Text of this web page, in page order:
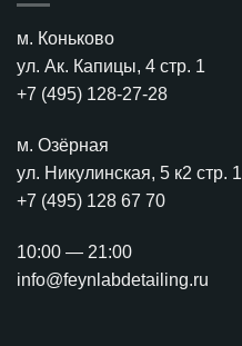
м. Коньково
ул. Ак. Капицы, 4 стр. 1
+7 (495) 128-27-28
м. Озёрная
ул. Никулинская, 5 к2 стр. 1
+7 (495) 128 67 70
10:00 — 21:00
info@feynlabdetailing.ru